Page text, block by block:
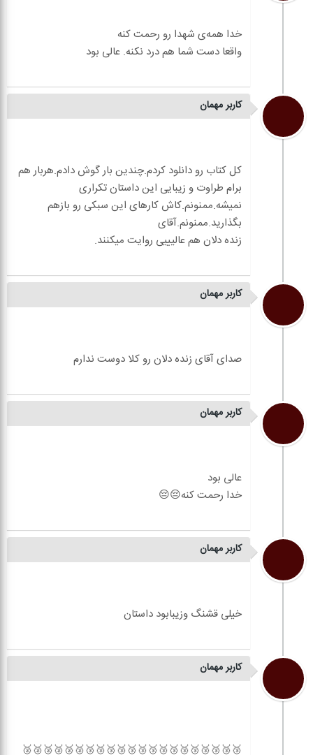
کاربر مهمان
کل کتاب رو دانلود کردم.چندین بار گوش دادم.هربار هم
برام طراوت و زیبایی این داستان تکراری
نمیشه.ممنونم.کاش کارهای این سبکی رو بازهم
کاربر مهمان
کاربر مهمان
کاربر مهمان
کاربر مهمان
🥉🥉🥉🥉🥉🥉🥉🥉🥉🥉🥉🥉🥉🥉🥉🥈🥈🥈🥈🥈🥈